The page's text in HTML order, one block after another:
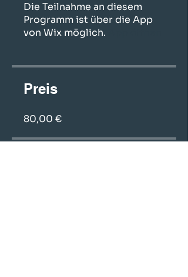
Die Teilnahme an diesem
Programm ist über die App
von Wix möglich.
Preis
80,00 €